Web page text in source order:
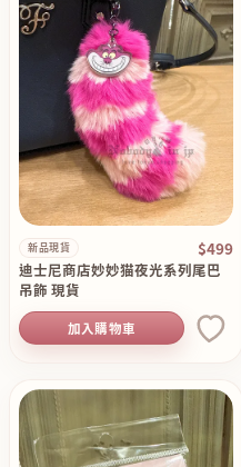
新品現貨 $499
迪士尼商店妙妙猫夜光系列尾巴
吊飾 現貨
加入購物車